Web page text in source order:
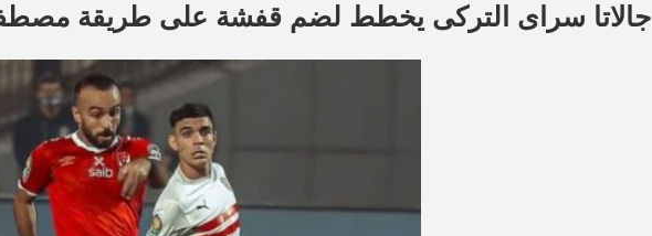
جالاتا سراى التركى يخطط لضم قفشة على طريقة